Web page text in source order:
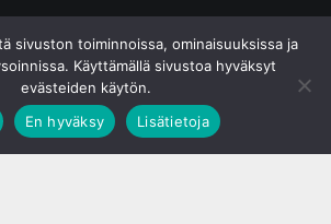
sivuston toiminnoissa, ominaisuuksissa ja
Käyttämällä sivustoa hyväksyt
evästeiden käytön.
En hyväksy Lisätietoja